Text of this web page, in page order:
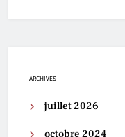
ARCHIVES
juillet 2026
octobre 2024